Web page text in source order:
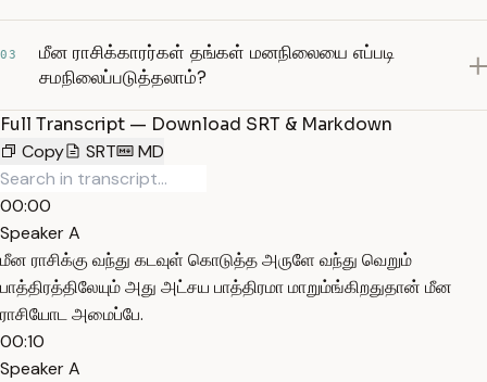
03
மீன ராசிக்காரர்கள் தங்கள் மனநிலையை எப்படி
சமநிலைப்படுத்தலாம்?
Full Transcript — Download SRT & Markdown
Copy
SRT MD
00:00
Speaker A
மீன ராசிக்கு வந்து கடவுள் கொடுத்த அருளே வந்து வெறும்
பாத்திரத்திலேயும் அது அட்சய பாத்திரமா மாறும்ங்கிறதுதான் மீன
ராசியோட அமைப்பே.
00:10
Speaker A